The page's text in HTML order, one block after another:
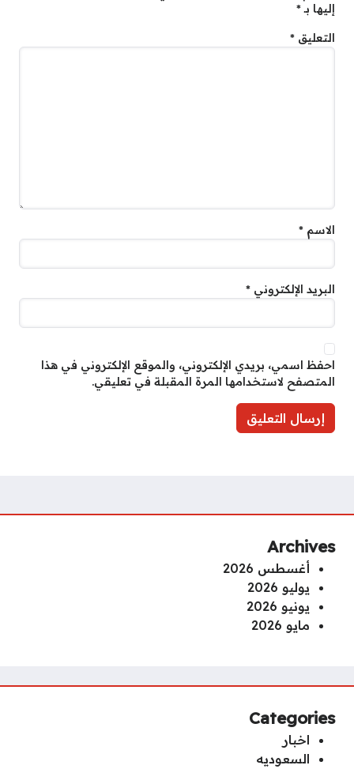
إليها بـ*
التعليق *
الاسم *
البريد الإلكتروني *
احفظ اسمي، بريدي الإلكتروني، والموقع الإلكتروني في هذا
المتصفح لاستخدامها المرة المقبلة في تعليقي.
Archives
أغسطس 2026
يوليو 2026
يونيو 2026
مايو 2026
Categories
اخبار
السعوديه